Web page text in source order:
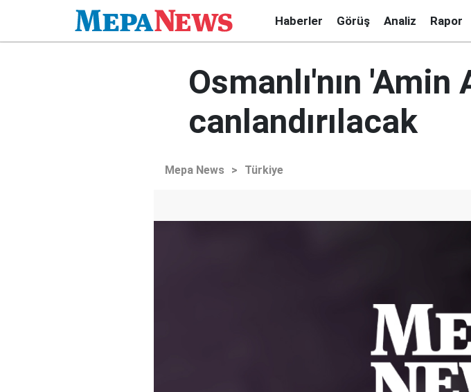
Haberler Görüş Analiz Rapor
Osmanlı'nın 'Amin
canlandırılacak
Mepa News > Türkiye